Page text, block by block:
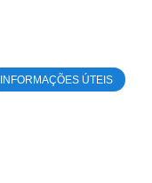
INFORMAÇÕES ÚTEIS